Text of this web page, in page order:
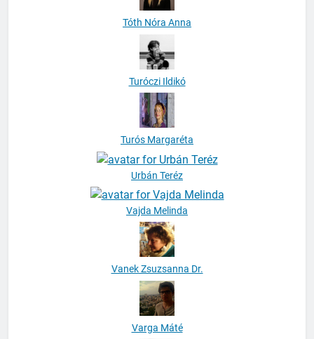
Tóth Nóra Anna
Turóczi Ildikó
Turós Margaréta
Urbán Teréz
Vajda Melinda
Vanek Zsuzsanna Dr.
Varga Máté